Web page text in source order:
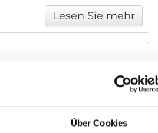
Über Cookies
Lesen Sie mehr